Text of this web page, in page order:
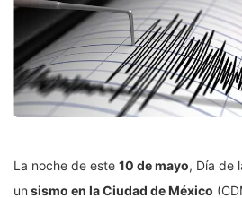
La noche de este 10 de mayo, Día de
un sismo en la Ciudad de México